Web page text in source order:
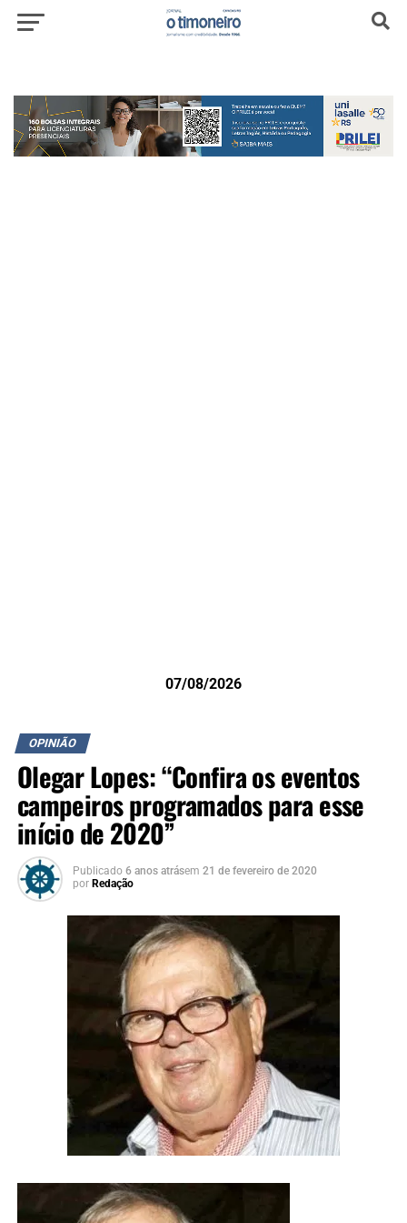
07/08/2026
OPINIÃO
Olegar Lopes: “Confira os eventos
campeiros programados para esse
início de 2020”
Publicado 6 anos atrásem 21 de fevereiro de 2020
por Redação